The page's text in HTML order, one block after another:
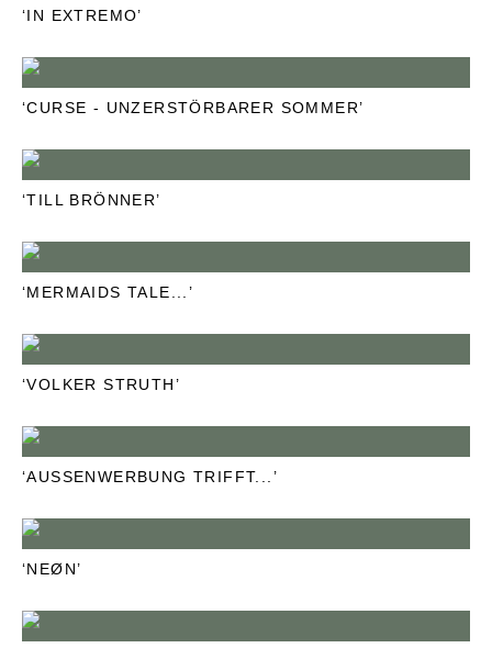
‘IN EXTREMO’
‘CURSE - UNZERSTÖRBARER SOMMER’
‘TILL BRÖNNER’
‘MERMAIDS TALE...’
‘VOLKER STRUTH’
‘AUSSENWERBUNG TRIFFT...’
‘NEØN’